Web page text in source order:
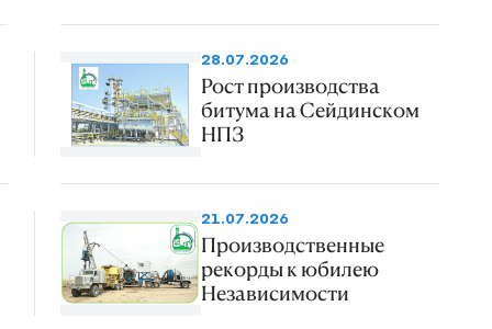
28.07.2026
Рост производства
битума на Сейдинском
НПЗ
21.07.2026
Производственные
рекорды к юбилею
Независимости